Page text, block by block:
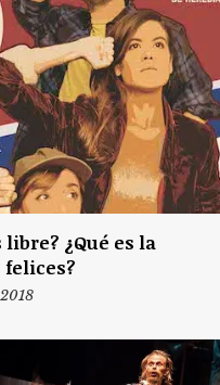
¿Qué es la
felices?